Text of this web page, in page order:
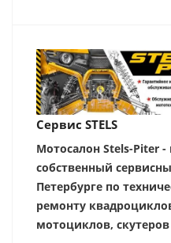
Сервис STELS
Мотосалон Stels-Piter
собственный
Петербурге по
ремонту
мотоциклов,